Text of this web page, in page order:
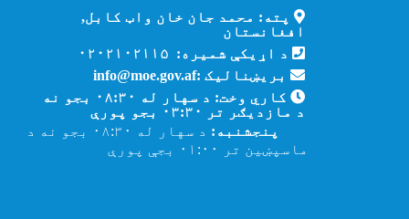
پته: محمد جان خان واټ کابل,
افغانستان
د اړیکې شمیره: ۰۲۰۲۱۰۲۱۱۵
بریښنالیک :info@moe.gov.af
کاري وخت: د سهار له ۰۸:۳۰ بجو نه
د مازدیګر تر ۰۳:۳۰ بجو پورې
پنجشنبه:
د سهار له ۰۸:۳۰ بجو نه د
ماسپښین تر ۰۱:۰۰ بجې پورې